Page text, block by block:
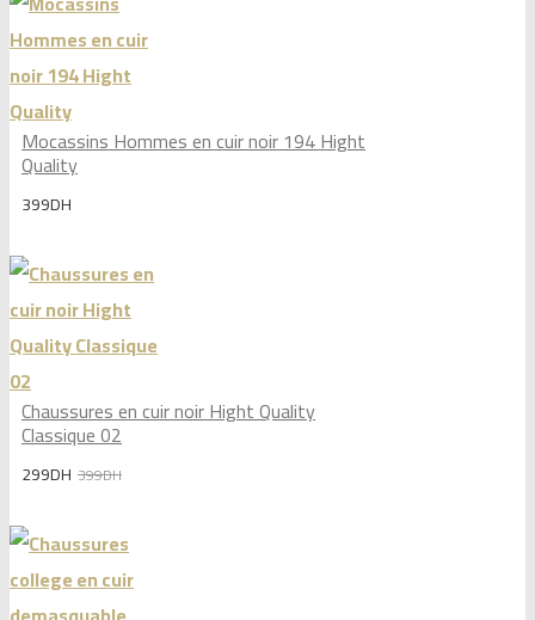
Mocassins Hommes en cuir noir 194 Hight
Quality
399DH
Chaussures en cuir noir Hight Quality
Classique 02
399DH
was:
399DH.
299DH
is:
299DH.